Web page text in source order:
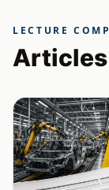
LECTURE